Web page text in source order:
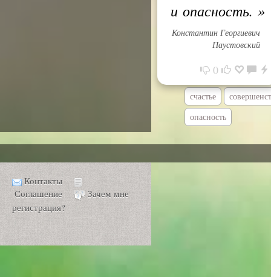
и опасность. »
Константин Георгиевич
Паустовский
0
счастье
опасность
Контакты
Соглашение
Зачем мне
регистрация?